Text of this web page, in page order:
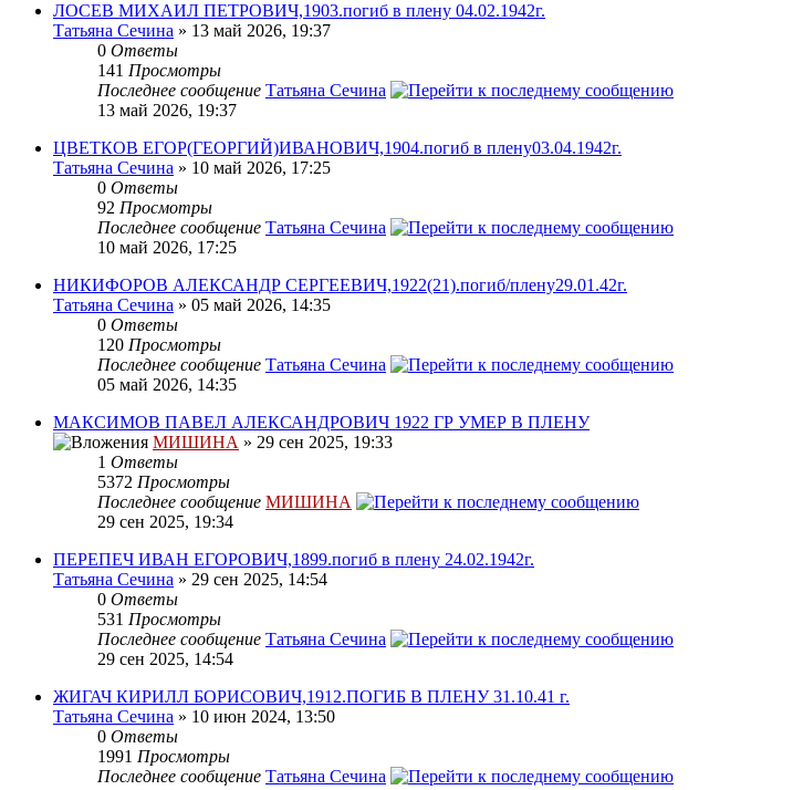
ЛОСЕВ МИХАИЛ ПЕТРОВИЧ,1903.погиб в плену 04.02.1942г.
Татьяна Сечина » 13 май 2026, 19:37
0 Ответы
141 Просмотры
Последнее сообщение Татьяна Сечина
13 май 2026, 19:37
ЦВЕТКОВ ЕГОР(ГЕОРГИЙ)ИВАНОВИЧ,1904.погиб в плену03.04.1942г.
Татьяна Сечина » 10 май 2026, 17:25
0 Ответы
92 Просмотры
Последнее сообщение Татьяна Сечина
10 май 2026, 17:25
НИКИФОРОВ АЛЕКСАНДР СЕРГЕЕВИЧ,1922(21).погиб/плену29.01.42г.
Татьяна Сечина » 05 май 2026, 14:35
0 Ответы
120 Просмотры
Последнее сообщение Татьяна Сечина
05 май 2026, 14:35
МАКСИМОВ ПАВЕЛ АЛЕКСАНДРОВИЧ 1922 ГР УМЕР В ПЛЕНУ
МИШИНА » 29 сен 2025, 19:33
1 Ответы
5372 Просмотры
Последнее сообщение МИШИНА
29 сен 2025, 19:34
ПЕРЕПЕЧ ИВАН ЕГОРОВИЧ,1899.погиб в плену 24.02.1942г.
Татьяна Сечина » 29 сен 2025, 14:54
0 Ответы
531 Просмотры
Последнее сообщение Татьяна Сечина
29 сен 2025, 14:54
ЖИГАЧ КИРИЛЛ БОРИСОВИЧ,1912.ПОГИБ В ПЛЕНУ 31.10.41 г.
Татьяна Сечина » 10 июн 2024, 13:50
0 Ответы
1991 Просмотры
Последнее сообщение Татьяна Сечина